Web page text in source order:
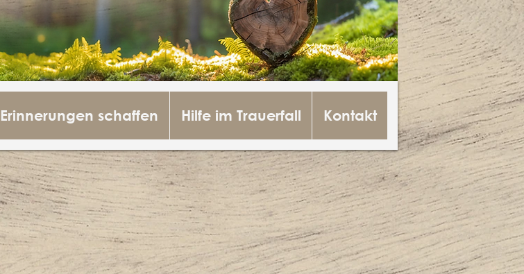
Erinnerungen schaffen Hilfe im Trauerfall Kontakt